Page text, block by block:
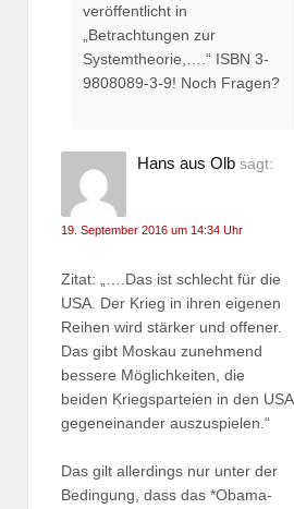
veröffentlicht in
„Betrachtungen zur
Systemtheorie,….“ ISBN 3-
9808089-3-9! Noch Fragen?
Hans aus Olb sagt:
19. September 2016 um 14:34 Uhr
Zitat: „….Das ist schlecht für die
USA. Der Krieg in ihren eigenen
Reihen wird stärker und offener.
Das gibt Moskau zunehmend
bessere Möglichkeiten, die
beiden Kriegsparteien in den USA
gegeneinander auszuspielen.“
Das gilt allerdings nur unter der
Bedingung, dass das *Obama-